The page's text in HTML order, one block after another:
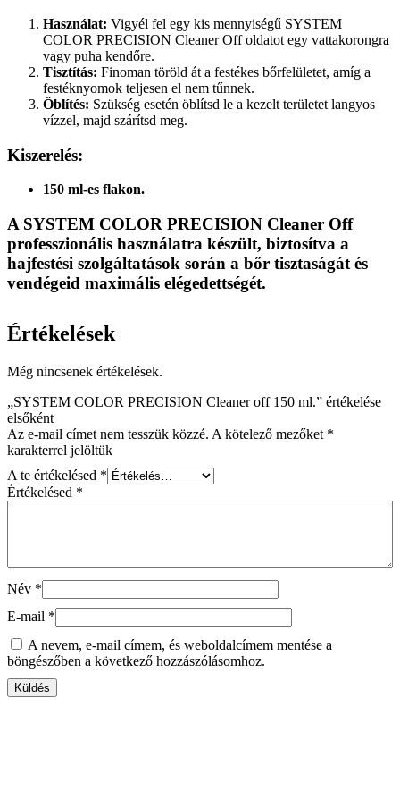
Használat: Vigyél fel egy kis mennyiségű SYSTEM
COLOR PRECISION Cleaner Off oldatot egy vattakorongra
vagy puha kendőre.
Tisztítás: Finoman töröld át a festékes bőrfelületet, amíg a
festéknyomok teljesen el nem tűnnek.
Öblítés: Szükség esetén öblítsd le a kezelt területet langyos
vízzel, majd szárítsd meg.
Kiszerelés:
150 ml-es flakon.
A SYSTEM COLOR PRECISION Cleaner Off
professzionális használatra készült, biztosítva a
hajfestési szolgáltatások során a bőr tisztaságát és
vendégeid maximális elégedettségét.
Értékelések
Még nincsenek értékelések.
„SYSTEM COLOR PRECISION Cleaner off 150 ml.” értékelése
elsőként
Az e-mail címet nem tesszük közzé. A kötelező mezőket *
karakterrel jelöltük
A te értékelésed *
Értékelésed *
Név *
E-mail *
A nevem, e-mail címem, és weboldalcímem mentése a
böngészőben a következő hozzászólásomhoz.